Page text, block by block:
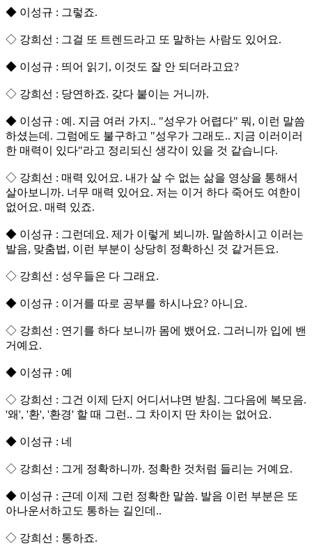
◆ 이성규 : 그렇죠.
◇ 강희선 : 그걸 또 트렌드라고 또 말하는 사람도 있어요.
◆ 이성규 : 띄어 읽기, 이것도 잘 안 되더라고요?
◇ 강희선 : 당연하죠. 갖다 붙이는 거니까.
◆ 이성규 : 예. 지금 여러 가지.. "성우가 어렵다" 뭐, 이런 말씀
하셨는데. 그럼에도 불구하고 "성우가 그래도.. 지금 이러이러
한 매력이 있다"라고 정리되신 생각이 있을 것 같습니다.
◇ 강희선 : 매력 있어요. 내가 살 수 없는 삶을 영상을 통해서
살아보니까. 너무 매력 있어요. 저는 이거 하다 죽어도 여한이
없어요. 매력 있죠.
◆ 이성규 : 그런데요. 제가 이렇게 뵈니까. 말씀하시고 이러는
발음, 맞춤법, 이런 부분이 상당히 정확하신 것 같거든요.
◇ 강희선 : 성우들은 다 그래요.
◆ 이성규 : 이거를 따로 공부를 하시나요? 아니요.
◇ 강희선 : 연기를 하다 보니까 몸에 뱄어요. 그러니까 입에 밴
거예요.
◆ 이성규 : 예
◇ 강희선 : 그건 이제 단지 어디서냐면 받침. 그다음에 복모음.
'왜', '환', '환경' 할 때 그런.. 그 차이지 딴 차이는 없어요.
◆ 이성규 : 네
◇ 강희선 : 그게 정확하니까. 정확한 것처럼 들리는 거예요.
◆ 이성규 : 근데 이제 그런 정확한 말씀. 발음 이런 부분은 또
아나운서하고도 통하는 길인데..
◇ 강희선 : 통하죠.